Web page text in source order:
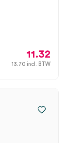
11.32
13.70 incl. BTW